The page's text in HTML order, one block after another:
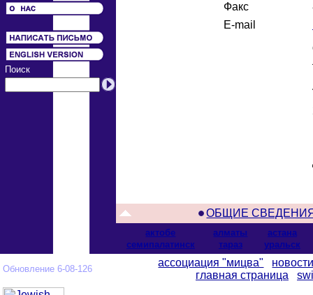
Поиск
Факс
E-mail
ОБЩИЕ
актобе алматы
астана
cемипалатинск
тараз уральск
Обновление 6-08-126
ассоциация "мицва"
главная страница